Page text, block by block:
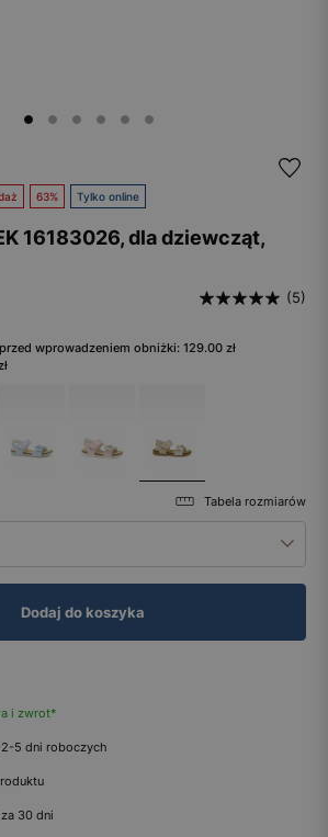
63% Tylko online
16183026, dla dziewcząt,
(5)
wprowadzeniem obniżki: 129.00 zł
Tabela rozmiarów
Dodaj do koszyka
i zwrot*
5 dni roboczych
30 dni